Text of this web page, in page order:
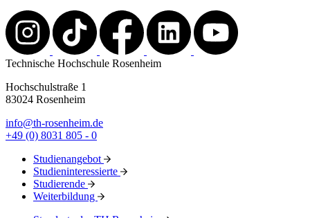
Technische Hochschule Rosenheim
Hochschulstraße 1
83024 Rosenheim
info@th-rosenheim.de
+49 (0) 8031 805 - 0
Studienangebot
Studieninteressierte
Studierende
Weiterbildung